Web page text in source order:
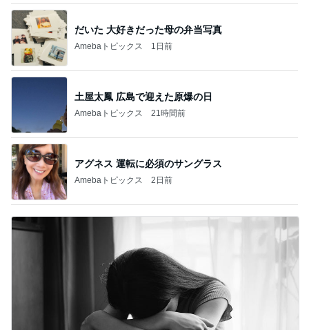
だいた 大好きだった母の弁当写真
Amebaトピックス 1日前
土屋太鳳 広島で迎えた原爆の日
Amebaトピックス 21時間前
アグネス 運転に必須のサングラス
Amebaトピックス 2日前